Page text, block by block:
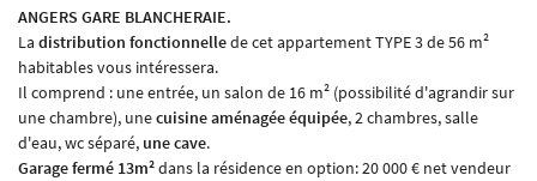
 Recopier le code ci-contre
 Rafraîchir le captcha
ANGERS GARE BLANCHERAIE.
La distribution fonctionnellede cet appartement TYPE 3 de 56 m²
habitables vous intéressera.
Il comprend : une entrée, un salon de 16 m² (possibilité d'agrandir sur
une chambre), unecuisine aménagée équipée, 2 chambres, salle
d'eau, wc séparé, une cave.
Garage fermé 13m²dans la résidence en option: 20 000 € net vendeur